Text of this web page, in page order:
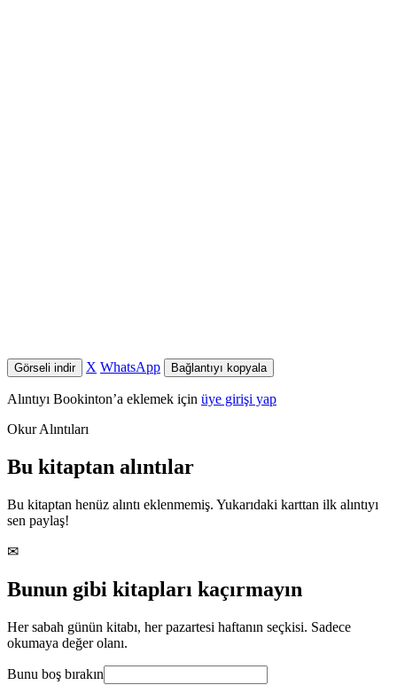
Görseli indir X WhatsApp Bağlantıyı kopyala
Alıntıyı Bookinton’a eklemek için üye girişi yap
Okur Alıntıları
Bu kitaptan alıntılar
Bu kitaptan henüz alıntı eklenmemiş. Yukarıdaki karttan ilk alıntıyı
sen paylaş!
✉
Bunun gibi kitapları kaçırmayın
Her sabah günün kitabı, her pazartesi haftanın seçkisi. Sadece
okumaya değer olanı.
Bunu boş bırakın